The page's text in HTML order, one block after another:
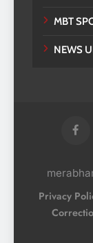
MBT
NEWS
Privacy